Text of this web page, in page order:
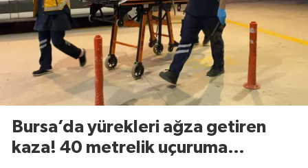
Bursa’da yürekleri ağza getiren
kaza! 40 metrelik uçuruma